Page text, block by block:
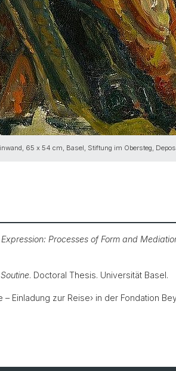
65 x 54 cm, Basel, Stiftung im Obersteg,
Expression: Processes of Form and
. Doctoral Thesis. Universität Basel.
– Einladung zur Reise› in der Fondation